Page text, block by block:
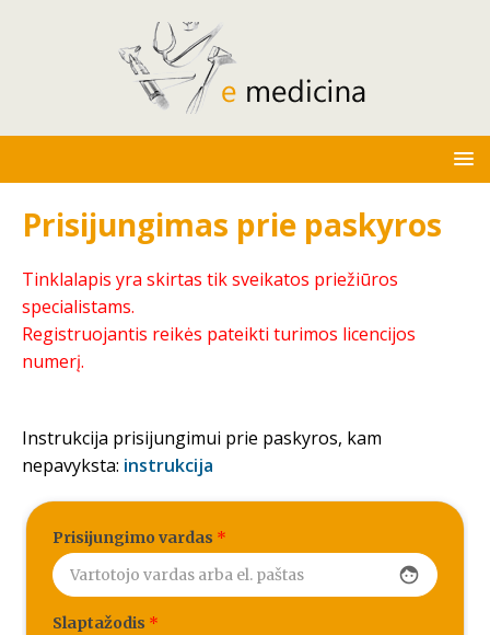
Prisijungimas prie paskyros
Tinklalapis yra skirtas tik sveikatos priežiūros
specialistams.
Registruojantis reikės pateikti turimos licencijos
numerį.
Instrukcija prisijungimui prie paskyros, kam
nepavyksta: instrukcija
Prisijungimo vardas *
face
Slaptažodis *